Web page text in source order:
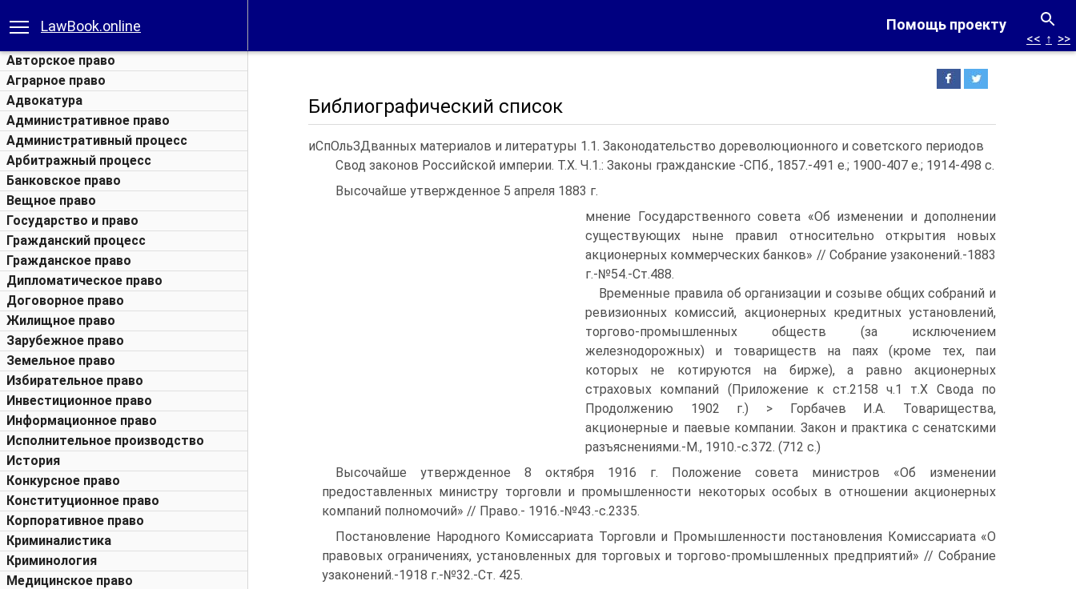
Помощь проекту
LawBook.online
Авторское право
Аграрное право
Адвокатура
Административное право
Административный процесс
Арбитражный процесс
Банковское право
Вещное право
Государство и право
Гражданский процесс
Гражданское право
Дипломатическое право
Договорное право
Жилищное право
Зарубежное право
Земельное право
Избирательное право
Инвестиционное право
Информационное право
Исполнительное производство
История
Конкурсное право
Конституционное право
Корпоративное право
Криминалистика
Криминология
Медицинское право
<< ↑ >>
Библиографический список
иСпОльЗДванных материалов и литературы 1.1. Законодательство дореволюционного и советского периодов
Свод законов Российской империи. Т.Х. Ч.1.: Законы гражданские -СПб., 1857.-491 е.; 1900-407 е.; 1914-498 с.
Высочайше утвержденное 5 апреля 1883 г.
мнение Государственного совета «Об изменении и дополнении
существующих ныне правил относительно открытия новых
акционерных коммерческих банков» // Собрание узаконений.-1883
г.-№54.-Ст.488.
Временные правила об организации и созыве общих собраний и
ревизионных комиссий, акционерных кредитных установлений,
торгово-промышленных обществ (за исключением
железнодорожных) и товариществ на паях (кроме тех, паи
которых не котируются на бирже), а равно акционерных
страховых компаний (Приложение к ст.2158 ч.1 т.Х Свода по
Продолжению 1902 г.) > Горбачев И.А. Товарищества,
акционерные и паевые компании. Закон и практика с сенатскими
разъяснениями.-М., 1910.-c.372. (712 с.)
Высочайше утвержденное 8 октября 1916 г. Положение совета министров «Об изменении
предоставленных министру торговли и промышленности некоторых особых в отношении акционерных
компаний полномочий» // Право.- 1916.-№43.-с.2335.
Постановление Народного Комиссариата Торговли и Промышленности постановления Комиссариата «О
правовых ограничениях, установленных для торговых и торгово-промышленных предприятий» // Собрание
узаконений.-1918 г.-№32.-Ст. 425.